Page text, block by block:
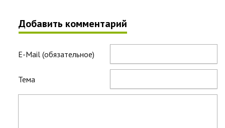
Добавить комментарий
E-Mail (обязательное)
Тема